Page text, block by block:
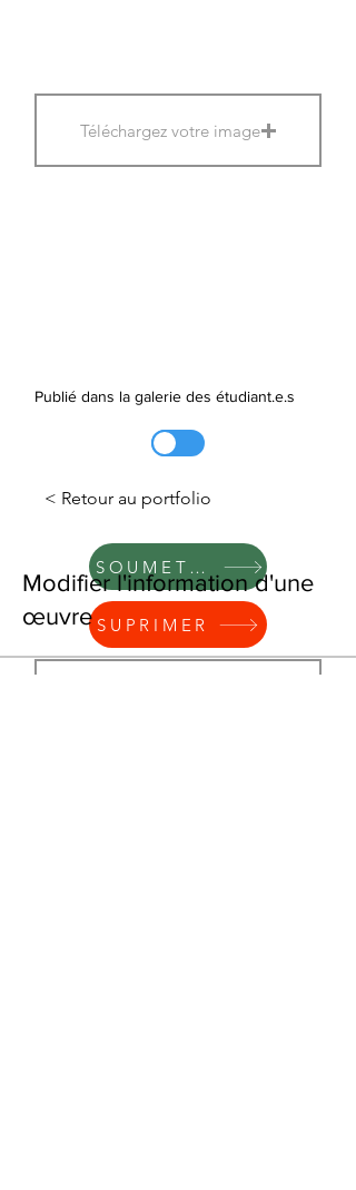
Téléchargez votre image
Publié dans la galerie des étudiant.e.s
SOUMETTRE
SUPRIMER
< Retour au portfolio
Modifier l'information d'une
œuvre